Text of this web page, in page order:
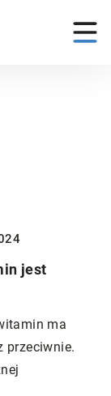
jest
ma
przeciwnie.